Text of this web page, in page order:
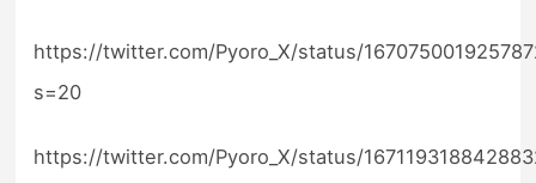
https://twitter.com/Pyoro_X/status/
s=20
https://twitter.com/Pyoro_X/status/